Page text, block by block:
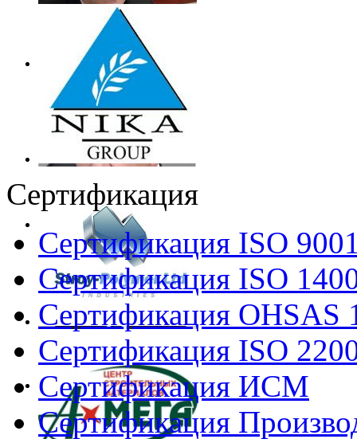
Сертификация
Сертификация ISO
Сертификация ISO
Сертификация OHSAS
Сертификация ISO
Сертификация ИСМ
Сертификация